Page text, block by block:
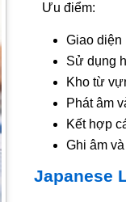
Ưu điểm:
Giao diện
Sử dụng
Kho từ
Phát âm
Kết hợp
Ghi âm
Japanese